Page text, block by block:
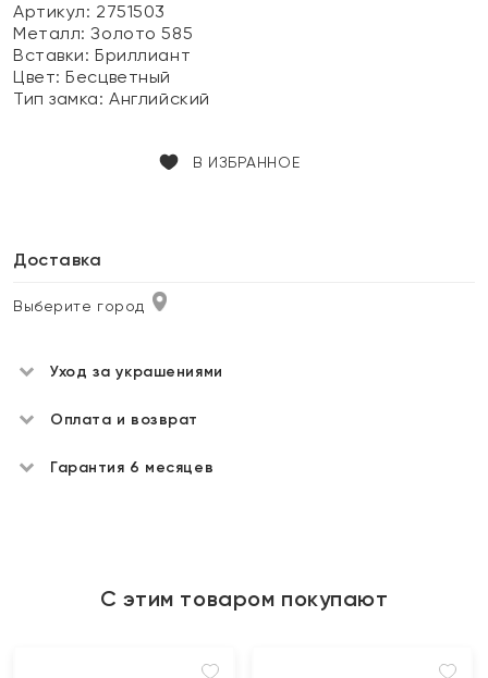
Артикул: 2751503
Металл:Золото 585
Вставки:Бриллиант
Цвет:Бесцветный
Тип замка:Английский
В ИЗБРАННОЕ
Доставка
Выберите город
Уход за украшениями
Оплата и возврат
Гарантия 6 месяцев
С этим товаром покупают